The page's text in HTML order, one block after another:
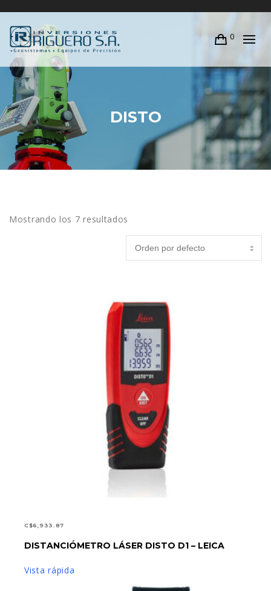
0
DISTO
Mostrando los 7 resultados
C$6,933.87
AÑADIR AL CARRITO
DISTANCIÓMETRO LÁSER DISTO D1 – LEICA
Vista rápida